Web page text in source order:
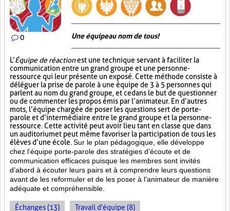
0 Une équipe au nom de tous!
L’Équipe de réactionest une technique servant à faciliter la
communication entre un grand groupe et une personne-
ressource qui leur présente un exposé. Cette méthode consiste à
déléguer la prise de parole à une équipe de 3 à 5 personnes qui
parlent au nom du grand groupe, et ce dans le but de questionner
ou de commenter les propos émis par l’animateur. En d’autres
mots, l’équipe chargée de poser les questions sert de porte-
parole et d’intermédiaire entre le grand groupe et la personne-
ressource. Cette activité peut avoir lieu tant en classe que dans
un auditorium et peut même favoriser la participation de tous les
élèves d’une école. Sur le plan pédagogique, elle développe
chez l’équipe porte-parole des stratégies d’écoute et de
communication efficaces puisque les membres sont invités
d’abord à écouter leurs pairs et à comprendre leurs questions
avant de les reformuler et de les poser à l’animateur de manière
adéquate et compréhensible.
Échanges (13) Travail d'équipe (8)